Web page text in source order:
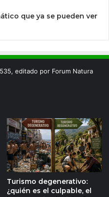
que ya se pueden ver
editado por Forum Natura
Turismo degenerativo:
¿quién es el culpable, el